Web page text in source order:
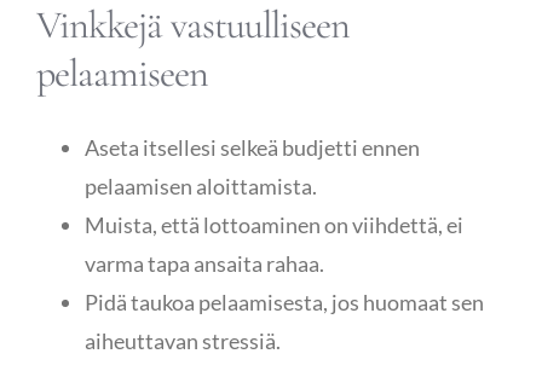
Vinkkejä vastuulliseen
pelaamiseen
Aseta itsellesi selkeä budjetti ennen
pelaamisen aloittamista.
Muista, että lottoaminen on viihdettä, ei
varma tapa ansaita rahaa.
Pidä taukoa pelaamisesta, jos huomaat sen
aiheuttavan stressiä.